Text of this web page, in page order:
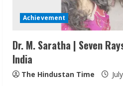
Achievement
Dr. M. Saratha | Seven
India
The Hindustan Time
2
August 10,
3
Dr. Shamin
August 7, 2026